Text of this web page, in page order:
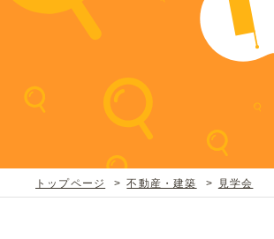
韓国グルメ 駐車場
トップページ 不動産・建築 見学会